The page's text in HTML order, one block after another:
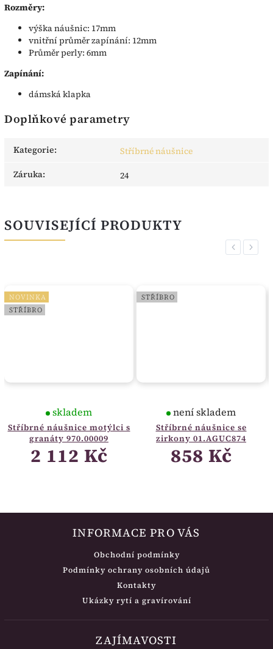
Rozměry:
výška náušnic: 17mm
vnitřní průměr zapínání: 12mm
Průměr perly: 6mm
Zapínání:
dámská klapka
Doplňkové parametry
Kategorie:
Stříbrné náušnice
Záruka: 24
SOUVISEJÍCÍ PRODUKTY
Previous
NOVINKA
STŘÍBRO
Stříbrné náušnice motýlci s
granáty 970.00009
skladem
2 112 Kč
STŘÍBRO
Stříbrné náušnice se
zirkony 01.AGUC874
není skladem
858 Kč
Next
INFORMACE PRO VÁS
Obchodní podmínky
Podmínky ochrany osobních údajů
Kontakty
Ukázky rytí a gravírování
ZAJÍMAVOSTI